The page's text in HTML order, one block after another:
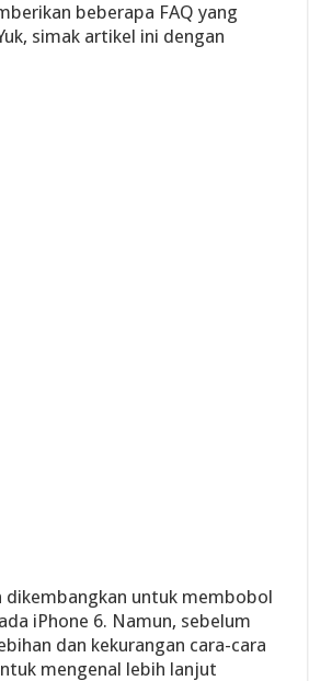
beberapa FAQ yang
simak artikel ini dengan
dikembangkan untuk membobol
iPhone 6. Namun, sebelum
dan kekurangan cara-cara
mengenal lebih lanjut